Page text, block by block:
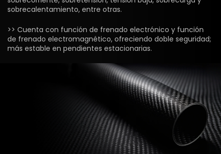
sobrecalentamiento, entre otras.
>> Cuenta con función de frenado electrónico y función
de frenado electromagnético, ofreciendo doble seguridad;
más estable en pendientes estacionarias.